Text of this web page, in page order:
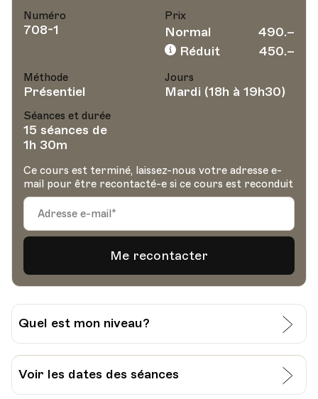
Numéro
708-1
Prix
Normal
490.–
Réduit
450.–
Méthode
Présentiel
Jours
Mardi (18h à 19h30)
Séances et durée
15 séances de
1h 30m
Ce cours est terminé, laissez-nous votre adresse e-
mail pour être recontacté-e si ce cours est reconduit
Quel est mon niveau?
J’évalue moi-même mon niveau:
Grille pour l’auto-évaluation du CECR
Voir les dates des séances